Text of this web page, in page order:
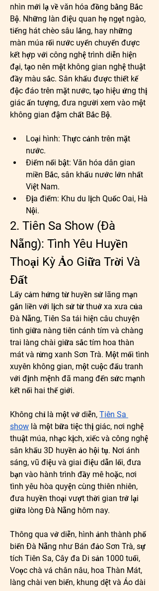
nhìn mới lạ về văn hóa đồng bằng Bắc
Bộ. Những làn điệu quan họ ngọt ngào,
tiếng hát chèo sâu lắng, hay những
màn múa rối nước uyển chuyển được
kết hợp với công nghệ trình diễn hiện
đại, tạo nên một không gian nghệ thuật
đầy màu sắc. Sân khấu được thiết kế
độc đáo trên mặt nước, tạo hiệu ứng thị
giác ấn tượng, đưa người xem vào một
không gian đậm chất Bắc Bộ.
Loại hình: Thực cảnh trên mặt
nước.
Điểm nổi bật: Văn hóa dân gian
miền Bắc, sân khấu nước lớn nhất
Việt Nam.
Địa điểm: Khu du lịch Quốc Oai, Hà
Nội.
2. Tiên Sa Show (Đà
Nẵng): Tình Yêu Huyền
Thoại Kỳ Ảo Giữa Trời Và
Đất
Lấy cảm hứng từ huyền sử lãng mạn
gắn liền với lịch sử từ thuở xa xưa của
Đà Nẵng, Tiên Sa tái hiện câu chuyện
tình giữa nàng tiên cánh tím và chàng
trai làng chài giữa sắc tím hoa thàn
mát và rừng xanh Sơn Trà. Một mối tình
xuyên không gian, một cuộc đấu tranh
với định mệnh đã mang đến sức mạnh
kết nối hai thế giới.
Không chỉ là một vở diễn, Tiên Sa
show là một bữa tiệc thị giác, nơi nghệ
thuật múa, nhạc kịch, xiếc và công nghệ
sân khấu 3D huyền ảo hội tụ. Nơi ánh
sáng, vũ điệu và giai điệu dẫn lối, đưa
bạn vào hành trình đầy mê hoặc, nơi
tình yêu hòa quyện cùng thiên nhiên,
đưa huyền thoại vượt thời gian trở lại
giữa lòng Đà Nẵng hôm nay.
Thông qua vở diễn, hình ảnh thành phố
biển Đà Nẵng như Bán đảo Sơn Trà, sự
tích Tiên Sa, Cây đa Di sản 1000 tuổi,
Voọc chà vá chân nâu, hoa Thàn Mát,
làng chài ven biển, khung dệt và Áo dài